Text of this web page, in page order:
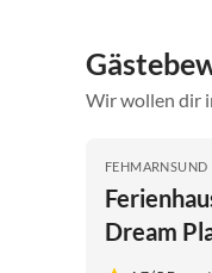
Wir wollen dir
FEHMARNSUND
Dream